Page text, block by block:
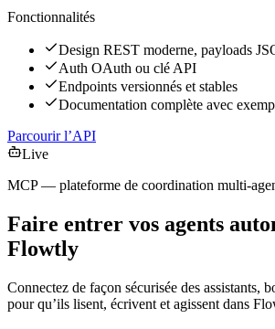
Fonctionnalités
Design REST moderne, payloads
Auth OAuth ou clé API
Endpoints versionnés et stables
Documentation complète avec
Parcourir l’API
Live
MCP — plateforme de coordination multi-
Faire entrer vos agents
Flowtly
Connectez de façon sécurisée des assistants,
pour qu’ils lisent, écrivent et agissent dans